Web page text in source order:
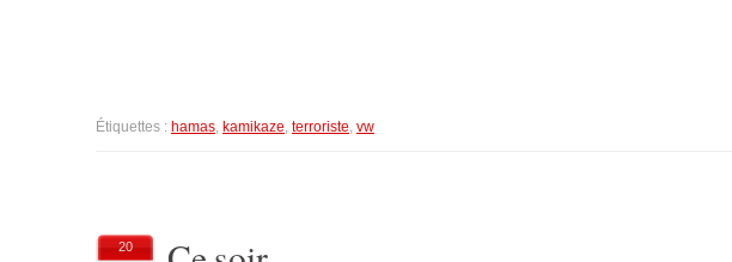
Étiquettes : hamas, kamikaze, terroriste, vw
20